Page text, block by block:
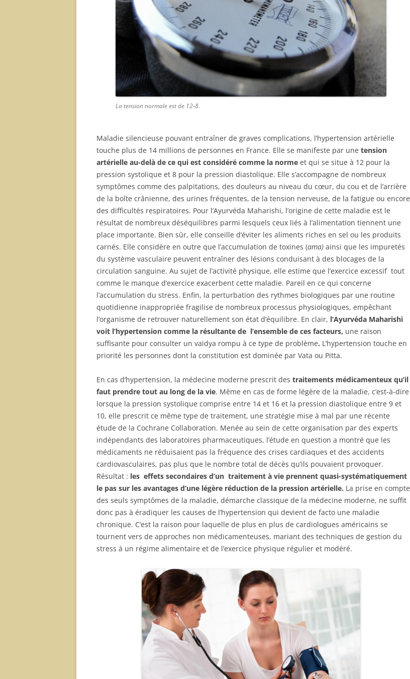
La tension normale est de 12-8.
Maladie silencieuse pouvant entraîner de graves complications, l’hypertension artérielle
touche plus de 14 millions de personnes en France. Elle se manifeste par une tension
artérielle au-delà de ce qui est considéré comme la norme et qui se situe à 12 pour la
pression systolique et 8 pour la pression diastolique. Elle s’accompagne de nombreux
symptômes comme des palpitations, des douleurs au niveau du cœur, du cou et de l’arrière
de la boîte crânienne, des urines fréquentes, de la tension nerveuse, de la fatigue ou encore
des difficultés respiratoires. Pour l’Ayurvéda Maharishi, l’origine de cette maladie est le
résultat de nombreux déséquilibres parmi lesquels ceux liés à l’alimentation tiennent une
place importante. Bien sûr, elle conseille d’éviter les aliments riches en sel ou les produits
carnés. Elle considère en outre que l’accumulation de toxines (ama) ainsi que les impuretés
du système vasculaire peuvent entraîner des lésions conduisant à des blocages de la
circulation sanguine. Au sujet de l’activité physique, elle estime que l’exercice excessif tout
comme le manque d’exercice exacerbent cette maladie. Pareil en ce qui concerne
l’accumulation du stress. Enfin, la perturbation des rythmes biologiques par une routine
quotidienne inappropriée fragilise de nombreux processus physiologiques, empêchant
l’organisme de retrouver naturellement son état d’équilibre. En clair, l’Ayurvéda Maharishi
voit l’hypertension comme la résultante de l’ensemble de ces facteurs, une raison
suffisante pour consulter un vaidya rompu à ce type de problème. L’hypertension touche en
priorité les personnes dont la constitution est dominée par Vata ou Pitta.
En cas d’hypertension, la médecine moderne prescrit des traitements médicamenteux qu’il
faut prendre tout au long de la vie. Même en cas de forme légère de la maladie, c’est-à-dire
lorsque la pression systolique comprise entre 14 et 16 et la pression diastolique entre 9 et
10, elle prescrit ce même type de traitement, une stratégie mise à mal par une récente
étude de la Cochrane Collaboration. Menée au sein de cette organisation par des experts
indépendants des laboratoires pharmaceutiques, l’étude en question a montré que les
médicaments ne réduisaient pas la fréquence des crises cardiaques et des accidents
cardiovasculaires, pas plus que le nombre total de décès qu’ils pouvaient provoquer.
Résultat : les effets secondaires d’un traitement à vie prennent quasi-systématiquement
le pas sur les avantages d’une légère réduction de la pression artérielle. La prise en compte
des seuls symptômes de la maladie, démarche classique de la médecine moderne, ne suffit
donc pas à éradiquer les causes de l’hypertension qui devient de facto une maladie
chronique. C’est la raison pour laquelle de plus en plus de cardiologues américains se
tournent vers de approches non médicamenteuses, mariant des techniques de gestion du
stress à un régime alimentaire et de l’exercice physique régulier et modéré.